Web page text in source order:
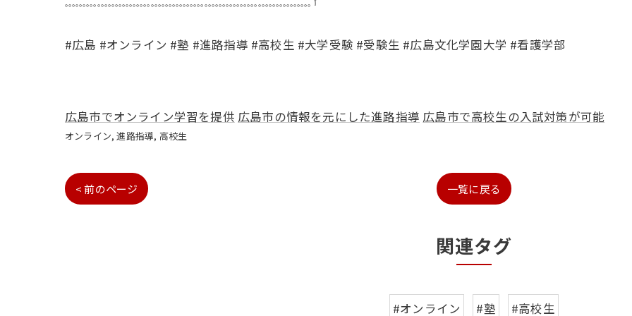
#広島 #オンライン #塾 #進路指導 #高校生 #大学受験 #受験生 #広島文化学園大学 #看護学部
広島市でオンライン学習を提供 広島市の情報を元にした進路指導 広島市で高校生の入試対策が可能
オンライン 進路指導 高校生
< 前のページ 一覧に戻る
関連タグ
#オンライン #塾 #高校生